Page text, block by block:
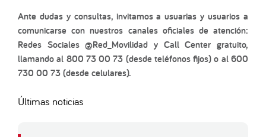
Ante dudas y consultas, invitamos a usuarias y usuarios a
comunicarse con nuestros canales oficiales de atención:
Redes Sociales @Red_Movilidad y Call Center gratuito,
llamando al 800 73 00 73 (desde teléfonos fijos) o al 600
730 00 73 (desde celulares).
Últimas noticias